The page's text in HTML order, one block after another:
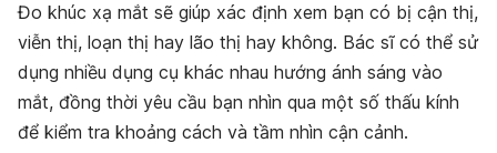
Đo khúc xạ mắt sẽ giúp xác định xem bạn có bị cận thị,
viễn thị, loạn thị hay lão thị hay không. Bác sĩ có thể sử
dụng nhiều dụng cụ khác nhau hướng ánh sáng vào
mắt, đồng thời yêu cầu bạn nhìn qua một số thấu kính
để kiểm tra khoảng cách và tầm nhìn cận cảnh.